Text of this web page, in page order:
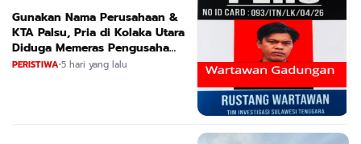
Gunakan Nama Perusahaan &
KTA Palsu, Pria di Kolaka Utara
Diduga Memeras Pengusaha
Tambang dan Minyak
PERISTIWA•5 hari yang lalu